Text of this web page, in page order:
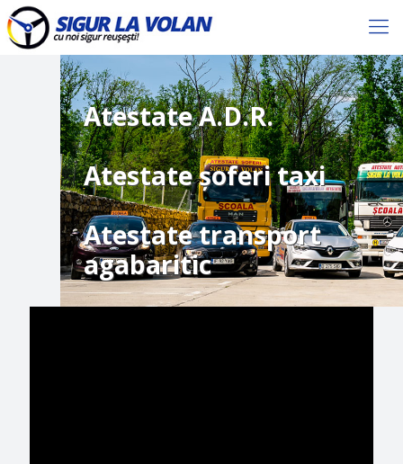
Atestate A.D.R.
Atestate şoferi taxi
Atestate transport
agabaritic